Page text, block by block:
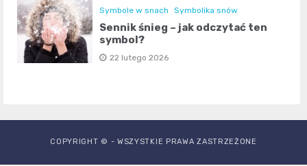
Symbole w snach
Symbolika snów
Sennik śnieg – jak odczytać ten
symbol?
22 lutego 2026
COPYRIGHT © - WSZYSTKIE PRAWA ZASTRZEŻONE